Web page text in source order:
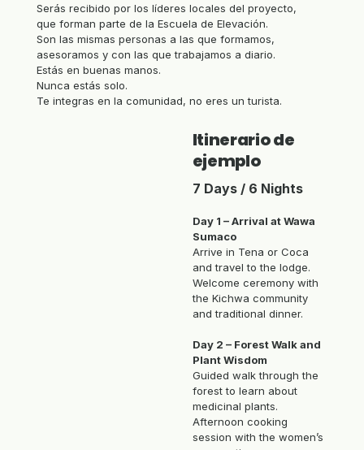
Serás recibido por los líderes locales del proyecto,
que forman parte de la Escuela de Elevación.
Son las mismas personas a las que formamos,
asesoramos y con las que trabajamos a diario.
Estás en buenas manos.
Nunca estás solo.
Te integras en la comunidad, no eres un turista.
Itinerario de
ejemplo
7 Days / 6 Nights
Day 1 – Arrival at Wawa
Sumaco
Arrive in Tena or Coca
and travel to the lodge.
Welcome ceremony with
the Kichwa community
and traditional dinner.
Day 2 – Forest Walk and
Plant Wisdom
Guided walk through the
forest to learn about
medicinal plants.
Afternoon cooking
session with the women’s